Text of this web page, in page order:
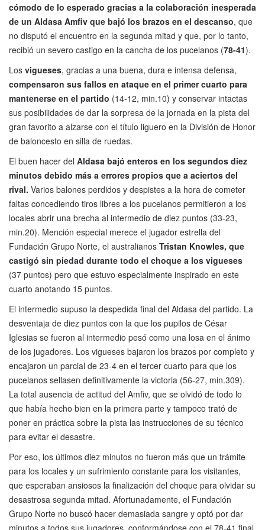
cómodo de lo esperado gracias a la colaboración inesperada
de un Aldasa Amfiv que bajó los brazos en el descanso, que
no disputó el encuentro en la segunda mitad y que, por lo tanto,
recibió un severo castigo en la cancha de los pucelanos (78-41).
Los vigueses, gracias a una buena, dura e intensa defensa,
compensaron sus fallos en ataque en el primer cuarto para
mantenerse en el partido (14-12, min.10) y conservar intactas
sus posibilidades de dar la sorpresa de la jornada en la pista del
gran favorito a alzarse con el título liguero en la División de Honor
de baloncesto en silla de ruedas.
El buen hacer del Aldasa bajó enteros en los segundos diez
minutos debido más a errores propios que a aciertos del
rival. Varios balones perdidos y despistes a la hora de cometer
faltas concediendo tiros libres a los pucelanos permitieron a los
locales abrir una brecha al intermedio de diez puntos (33-23,
min.20). Mención especial merece el jugador estrella del
Fundación Grupo Norte, el australianos Tristan Knowles, que
castigó sin piedad durante todo el choque a los vigueses
(37 puntos) pero que estuvo especialmente inspirado en este
cuarto anotando 15 puntos.
El intermedio supuso la despedida final del Aldasa del partido. La
desventaja de diez puntos con la que los pupilos de César
Iglesias se fueron al intermedio pesó como una losa en el ánimo
de los jugadores. Los vigueses bajaron los brazos por completo y
encajaron un parcial de 23-4 en el tercer cuarto para que los
pucelanos sellasen definitivamente la victoria (56-27, min.309).
La total ausencia de actitud del Amfiv, que se olvidó de todo lo
que había hecho bien en la primera parte y tampoco trató de
poner en práctica sobre la pista las instrucciones de su técnico
para evitar el desastre.
Por eso, los últimos diez minutos no fueron más que un trámite
para los locales y un sufrimiento constante para los visitantes,
que esperaban ansiosos la finalización del choque para olvidar su
desastrosa segunda mitad. Afortunadamente, el Fundación
Grupo Norte no buscó hacer demasiada sangre y optó por dar